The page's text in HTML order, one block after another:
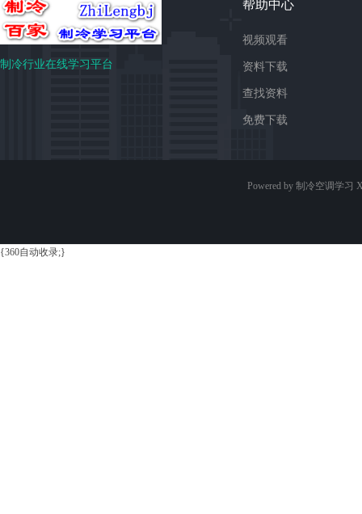
制冷行业在线学习平台
帮助中心
视频观看
资料下载
查找资料
免费下载
Powered by 制冷空调学习
{360自动收录;}